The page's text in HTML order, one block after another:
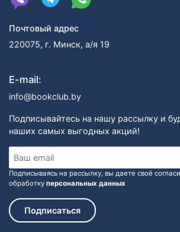
Почтовый адрес
220075, г. Минск, а/я 19
E-mail:
info@bookclub.by
Подписывайтесь на нашу рассылку и
наших самых выгодных акций!
Подписываясь на рассылку, вы даете своё
обработку персональных данных
Подписаться